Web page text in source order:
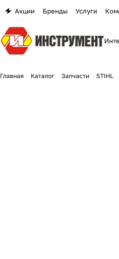
Акции Бренды Услуги
Главная Каталог Запчасти STIHL